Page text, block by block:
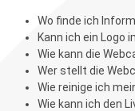
Wo finde ich
Kann ich ein Logo
Wie kann die
Wer stellt die
Wie reinige ich
Wie kann ich den